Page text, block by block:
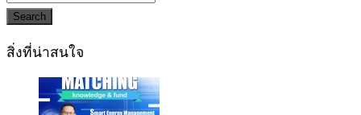
Search
สิ่งที่น่าสนใจ